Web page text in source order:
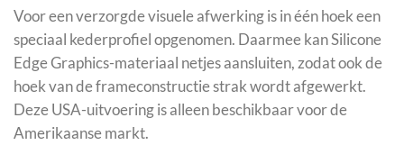
Voor een verzorgde visuele afwerking is in één hoek een
speciaal kederprofiel opgenomen. Daarmee kan Silicone
Edge Graphics-materiaal netjes aansluiten, zodat ook de
hoek van de frameconstructie strak wordt afgewerkt.
Deze USA-uitvoering is alleen beschikbaar voor de
Amerikaanse markt.